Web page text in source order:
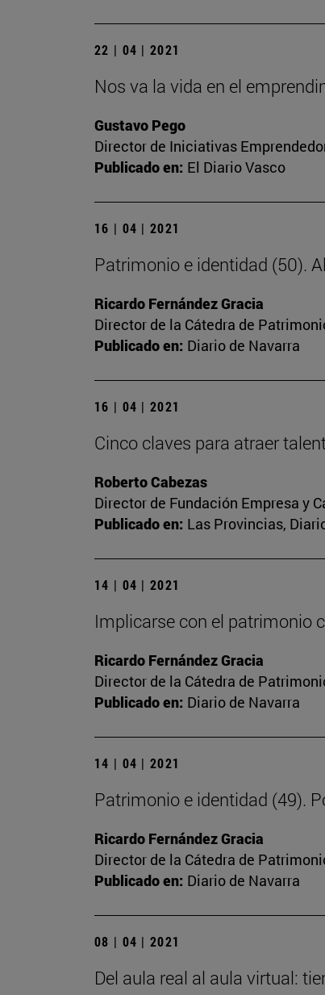
22 | 04 | 2021
Nos va la vida en el
Gustavo Pego
Director de Iniciativas
Publicado en: El Diario Vasco
16 | 04 | 2021
Patrimonio e identidad (50).
Ricardo Fernández Gracia
Director de la Cátedra de
Publicado en: Diario de Navarra
16 | 04 | 2021
Cinco claves para atraer
Roberto Cabezas
Director de Fundación Empresa y
Publicado en: Las Provincias,
14 | 04 | 2021
Implicarse con el patrimonio
Ricardo Fernández Gracia
Director de la Cátedra de
Publicado en: Diario de Navarra
14 | 04 | 2021
Patrimonio e identidad (49).
Ricardo Fernández Gracia
Director de la Cátedra de
Publicado en: Diario de Navarra
08 | 04 | 2021
Del aula real al aula virtual: